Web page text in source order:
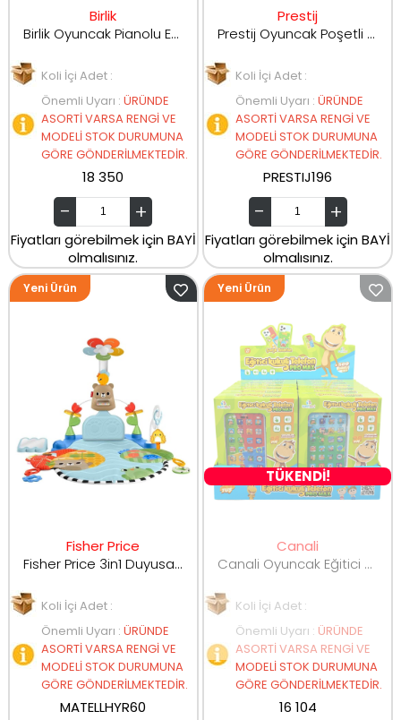
Birlik
Birlik Oyuncak Pianolu Eğitici Köpüş
Koli İçi Adet :
Önemli Uyarı : ÜRÜNDE
ASORTİ VARSA RENGİ VE
MODELİ STOK DURUMUNA
GÖRE GÖNDERİLMEKTEDİR.
18 350
Fiyatları görebilmek için BAYİ
olmalısınız.
Prestij
Prestij Oyuncak Poşetli 6lı Çıngırak Seti
Koli İçi Adet :
Önemli Uyarı : ÜRÜNDE
ASORTİ VARSA RENGİ VE
MODELİ STOK DURUMUNA
GÖRE GÖNDERİLMEKTEDİR.
PRESTIJ196
Fiyatları görebilmek için BAYİ
olmalısınız.
Fisher Price
Fisher Price 3in1 Duyusal Gelişim Jimnastik Merkezi Oyun Halısı HYR60
Koli İçi Adet :
Önemli Uyarı : ÜRÜNDE
ASORTİ VARSA RENGİ VE
MODELİ STOK DURUMUNA
GÖRE GÖNDERİLMEKTEDİR.
MATELLHYR60
Yeni Ürün
TÜKENDİ!
Canali
Canali Oyuncak Eğitici Kukuli Telefon 2030
Koli İçi Adet :
Önemli Uyarı : ÜRÜNDE
ASORTİ VARSA RENGİ VE
MODELİ STOK DURUMUNA
GÖRE GÖNDERİLMEKTEDİR.
16 104
Yeni Ürün